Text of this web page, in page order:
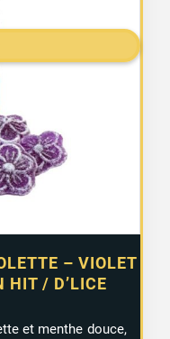
– VIOLET
HIT / D’LICE
et menthe douce,